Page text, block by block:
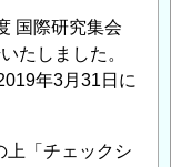
国際研究集会
たしました。
年3月31日に
上「チェックシ